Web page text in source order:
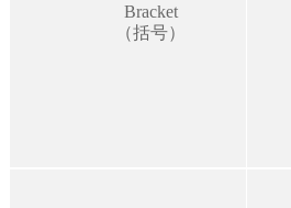
Bracket
（括号）